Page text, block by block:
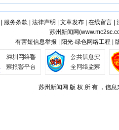
服务条款 法律声明 文章发布| 在线留言|
苏州新闻网(
有害短信息举报 | 阳光·绿色网络工程 |
苏州新闻网 版 权 所 有 ，信